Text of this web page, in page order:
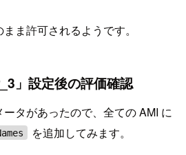
ま許可されるようです。
」設定後の評価確認
タがあったので、全ての AMI に
を追加してみます。